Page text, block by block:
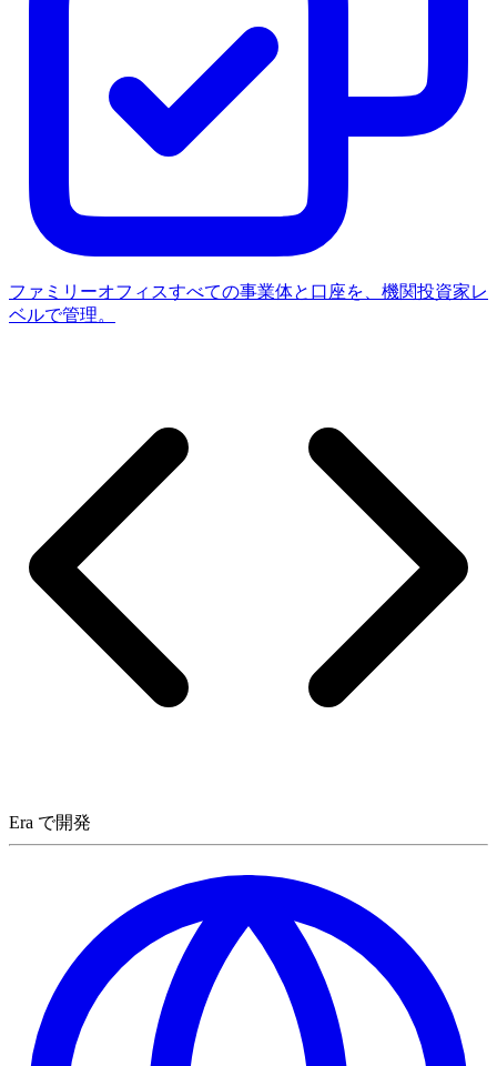
ファミリーオフィスすべての事業体と口座を、機関投資家レ
ベルで管理。
Era で開発